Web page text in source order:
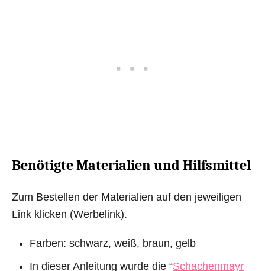
Benötigte Materialien und Hilfsmittel
Zum Bestellen der Materialien auf den jeweiligen
Link klicken (Werbelink).
Farben: schwarz, weiß, braun, gelb
In dieser Anleitung wurde die “Schachenmayr